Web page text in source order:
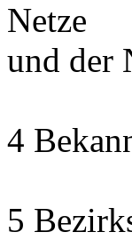
Netze
und der
4
5